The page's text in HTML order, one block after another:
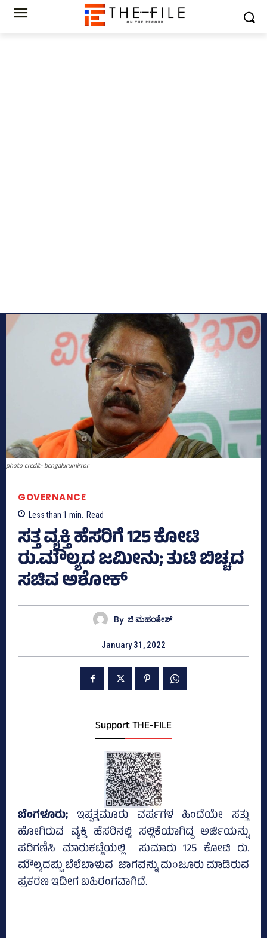
photo credit- bengalurumirror
GOVERNANCE
Less than 1 min. Read
ಸತ್ತ ವ್ಯಕ್ತಿ ಹೆಸರಿಗೆ 125 ಕೋಟಿ
ರು.ಮೌಲ್ಯದ ಜಮೀನು; ತುಟಿ ಬಿಚ್ಚದ
ಸಚಿವ ಅಶೋಕ್‌
By ಜಿ ಮಹಂತೇಶ್
January 31, 2022
Support THE-FILE
ಬೆಂಗಳೂರು; ಇಪ್ಪತ್ತಮೂರು ವರ್ಷಗಳ ಹಿಂದೆಯೇ ಸತ್ತು
ಹೋಗಿರುವ ವ್ಯಕ್ತಿ ಹೆಸರಿನಲ್ಲಿ ಸಲ್ಲಿಕೆಯಾಗಿದ್ದ ಅರ್ಜಿಯನ್ನು
ಪರಿಗಣಿಸಿ ಮಾರುಕಟ್ಟೆಯಲ್ಲಿ ಸುಮಾರು 125 ಕೋಟಿ ರು.
ಮೌಲ್ಯದಷ್ಟು ಬೆಲೆಬಾಳುವ ಜಾಗವನ್ನು ಮಂಜೂರು ಮಾಡಿರುವ
ಪ್ರಕರಣ ಇದೀಗ ಬಹಿರಂಗವಾಗಿದೆ.